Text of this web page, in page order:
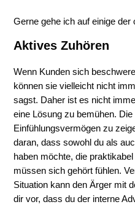
Gerne gehe ich auf einige der
Aktives Zuhören
Wenn Kunden sich
können sie vielleicht nicht
sagst. Daher ist es nicht
eine Lösung zu bemühen.
Einfühlungsvermögen zu
daran, dass sowohl du als
haben möchte, die
müssen sich gehört fühlen.
Situation kann den Ärger mit
dir vor, dass du der interne